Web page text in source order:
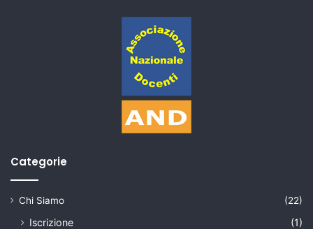
Categorie
Chi Siamo (22)
Iscrizione
(1)